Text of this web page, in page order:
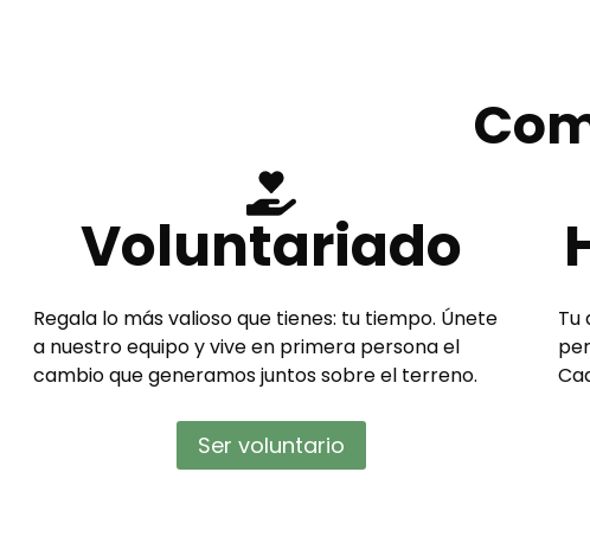
Voluntariado
Regala lo más valioso que tienes: tu tiempo. Únete
a nuestro equipo y vive en primera persona el
cambio que generamos juntos sobre el terreno.
Ser voluntario
Tu